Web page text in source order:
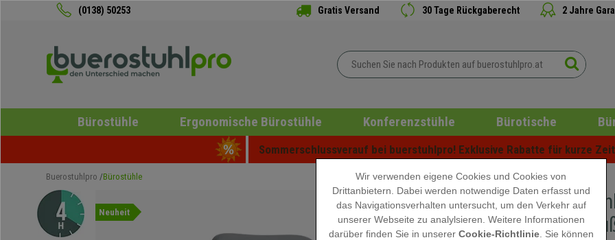
(0138) 50253 Gratis Versand 30 Tage Rückgaberecht 2 Jahre
Bürostühle Ergonomische Bürostühle Konferenzstühle Bürotische
Sommerschlussverauf bei buerstuhlpro! Exklusive Rabatte für kurze
Buerostuhlpro Bürostühle
Neuheit
Wir verwenden eigene Cookies und Cookies von
Drittanbietern. Dabei werden notwendige Daten erfasst und
das Navigationsverhalten untersucht, um den Verkehr auf
unserer Webseite zu analylsieren. Weitere Informationen
darüber finden Sie in unserer Cookie-Richtlinie. Sie können